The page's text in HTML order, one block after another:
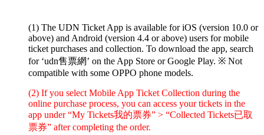
(1) The UDN Ticket App is available for iOS (version 10.0 or
above) and Android (version 4.4 or above) users for mobile
ticket purchases and collection. To download the app, search
for ‘udn售票網’ on the App Store or Google Play. ※ Not
compatible with some OPPO phone models.
(2) If you select Mobile App Ticket Collection during the
online purchase process, you can access your tickets in the
app under “My Tickets我的票券” > “Collected Tickets已取
票券” after completing the order.